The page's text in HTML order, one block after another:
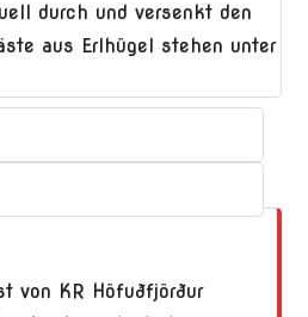
durch und versenkt den
aus Erlhügel stehen unter
von KR Höfuðfjörður